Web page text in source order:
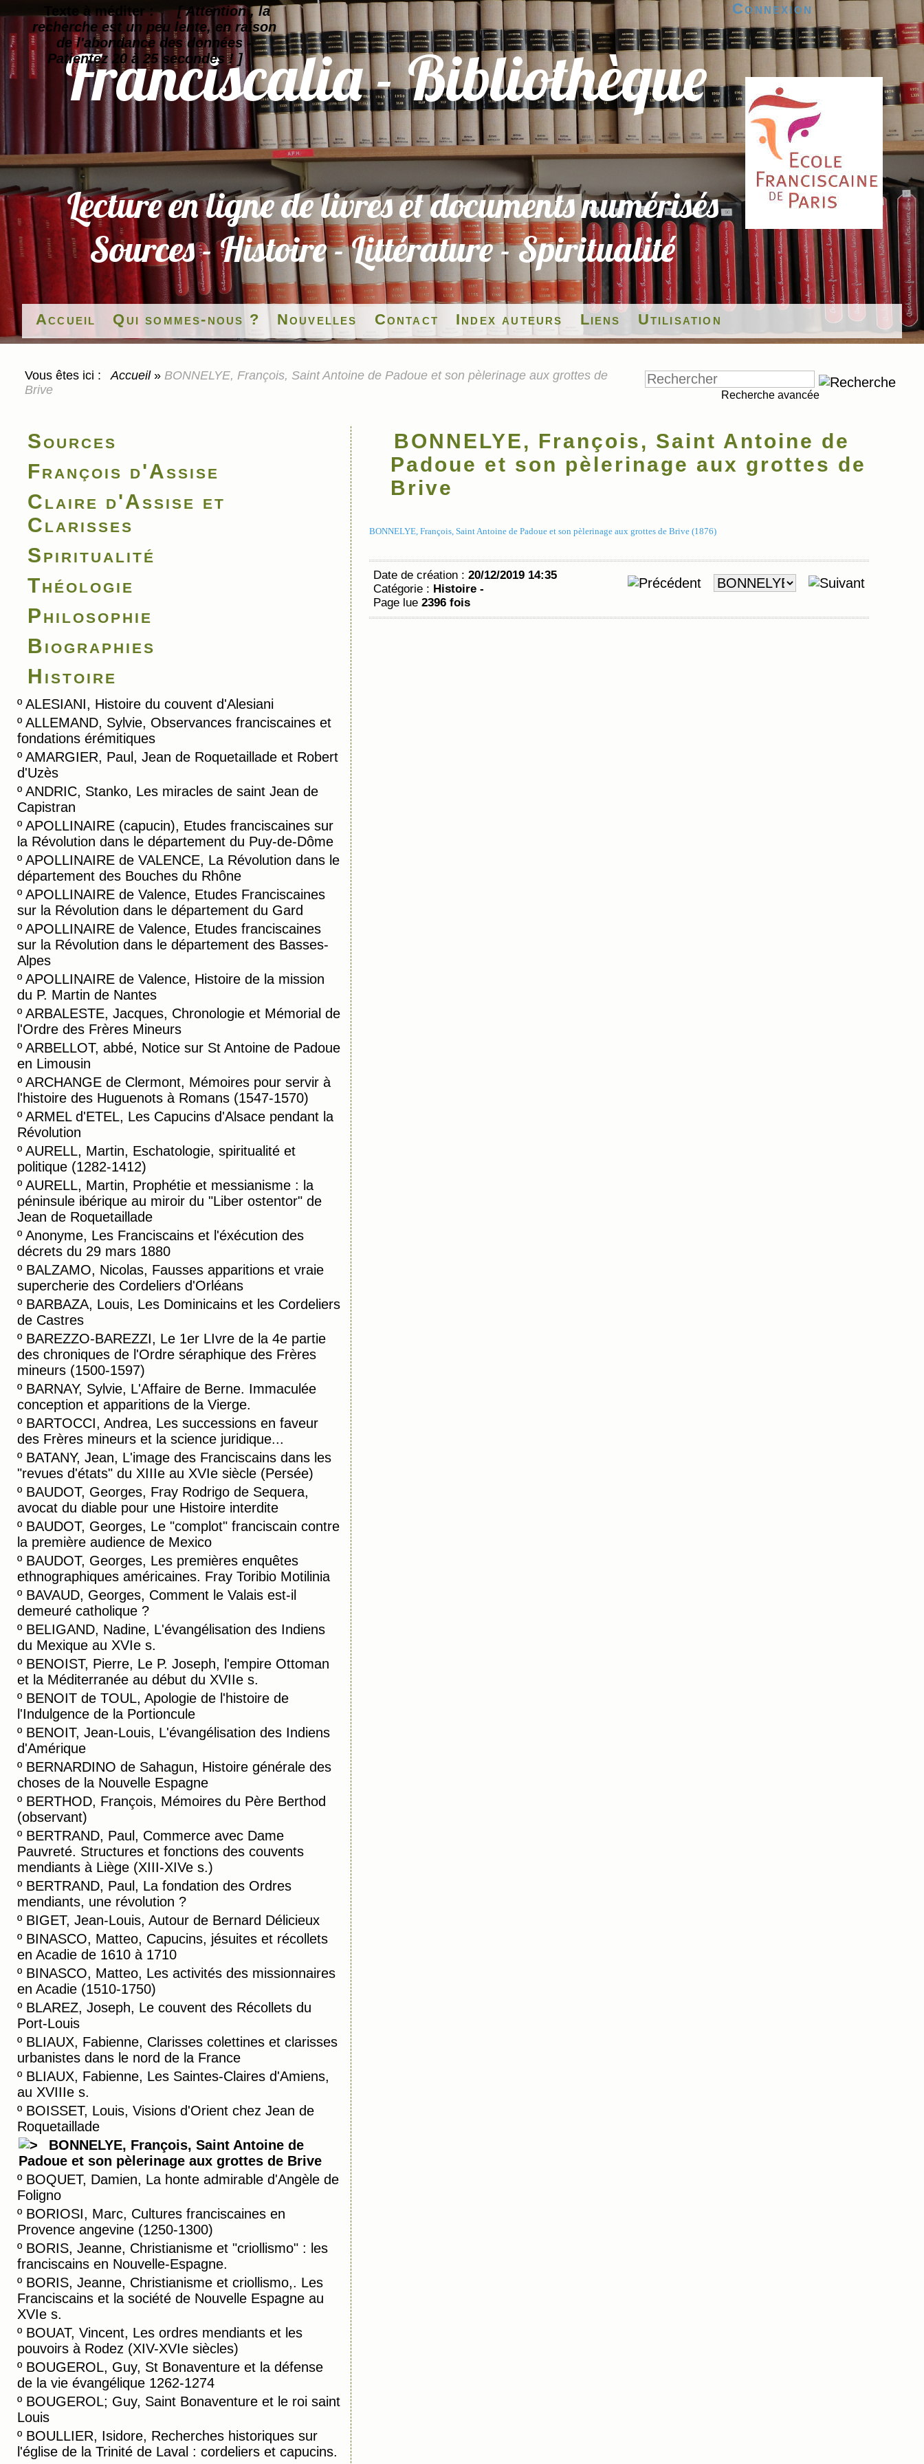
Texte à méditer :
[ Attention , la
recherche est un peu lente, en raison
de l'abondance des données -
Patientez 20 à 25 secondes ! ]
Accueil
Connexion
Qui sommes-nous ? Nouvelles Contact Index auteurs Liens Utilisation
Vous êtes ici : Accueil » BONNELYE, François, Saint Antoine de Padoue et son pèlerinage aux grottes de
Brive
Recherche avancée
Sources
François d'Assise
Claire d'Assise et
Clarisses
Spiritualité
Théologie
Philosophie
Biographies
Histoire
º ALESIANI, Histoire du couvent d'Alesiani
º ALLEMAND, Sylvie, Observances franciscaines et
fondations érémitiques
º AMARGIER, Paul, Jean de Roquetaillade et Robert
d'Uzès
º ANDRIC, Stanko, Les miracles de saint Jean de
Capistran
º APOLLINAIRE (capucin), Etudes franciscaines sur
la Révolution dans le département du Puy-de-Dôme
º APOLLINAIRE de VALENCE, La Révolution dans le
département des Bouches du Rhône
º APOLLINAIRE de Valence, Etudes Franciscaines
sur la Révolution dans le département du Gard
º APOLLINAIRE de Valence, Etudes franciscaines
sur la Révolution dans le département des Basses-
Alpes
º APOLLINAIRE de Valence, Histoire de la mission
du P. Martin de Nantes
º ARBALESTE, Jacques, Chronologie et Mémorial de
l'Ordre des Frères Mineurs
º ARBELLOT, abbé, Notice sur St Antoine de Padoue
en Limousin
º ARCHANGE de Clermont, Mémoires pour servir à
l'histoire des Huguenots à Romans (1547-1570)
º ARMEL d'ETEL, Les Capucins d'Alsace pendant la
Révolution
º AURELL, Martin, Eschatologie, spiritualité et
politique (1282-1412)
º AURELL, Martin, Prophétie et messianisme : la
péninsule ibérique au miroir du "Liber ostentor" de
Jean de Roquetaillade
º Anonyme, Les Franciscains et l'éxécution des
décrets du 29 mars 1880
º BALZAMO, Nicolas, Fausses apparitions et vraie
supercherie des Cordeliers d'Orléans
º BARBAZA, Louis, Les Dominicains et les Cordeliers
de Castres
º BAREZZO-BAREZZI, Le 1er LIvre de la 4e partie
des chroniques de l'Ordre séraphique des Frères
mineurs (1500-1597)
º BARNAY, Sylvie, L'Affaire de Berne. Immaculée
conception et apparitions de la Vierge.
º BARTOCCI, Andrea, Les successions en faveur
des Frères mineurs et la science juridique...
º BATANY, Jean, L'image des Franciscains dans les
"revues d'états" du XIIIe au XVIe siècle (Persée)
º BAUDOT, Georges, Fray Rodrigo de Sequera,
avocat du diable pour une Histoire interdite
º BAUDOT, Georges, Le "complot" franciscain contre
la première audience de Mexico
º BAUDOT, Georges, Les premières enquêtes
ethnographiques américaines. Fray Toribio Motilinia
º BAVAUD, Georges, Comment le Valais est-il
demeuré catholique ?
º BELIGAND, Nadine, L'évangélisation des Indiens
du Mexique au XVIe s.
º BENOIST, Pierre, Le P. Joseph, l'empire Ottoman
et la Méditerranée au début du XVIIe s.
º BENOIT de TOUL, Apologie de l'histoire de
l'Indulgence de la Portioncule
º BENOIT, Jean-Louis, L'évangélisation des Indiens
d'Amérique
º BERNARDINO de Sahagun, Histoire générale des
choses de la Nouvelle Espagne
º BERTHOD, François, Mémoires du Père Berthod
(observant)
º BERTRAND, Paul, Commerce avec Dame
Pauvreté. Structures et fonctions des couvents
mendiants à Liège (XIII-XIVe s.)
º BERTRAND, Paul, La fondation des Ordres
mendiants, une révolution ?
º BIGET, Jean-Louis, Autour de Bernard Délicieux
º BINASCO, Matteo, Capucins, jésuites et récollets
en Acadie de 1610 à 1710
º BINASCO, Matteo, Les activités des missionnaires
en Acadie (1510-1750)
º BLAREZ, Joseph, Le couvent des Récollets du
Port-Louis
º BLIAUX, Fabienne, Clarisses colettines et clarisses
urbanistes dans le nord de la France
º BLIAUX, Fabienne, Les Saintes-Claires d'Amiens,
au XVIIIe s.
º BOISSET, Louis, Visions d'Orient chez Jean de
Roquetaillade
BONNELYE, François, Saint Antoine de
Padoue et son pèlerinage aux grottes de Brive
º BOQUET, Damien, La honte admirable d'Angèle de
Foligno
º BORIOSI, Marc, Cultures franciscaines en
Provence angevine (1250-1300)
º BORIS, Jeanne, Christianisme et "criollismo" : les
franciscains en Nouvelle-Espagne.
º BORIS, Jeanne, Christianisme et criollismo,. Les
Franciscains et la société de Nouvelle Espagne au
XVIe s.
º BOUAT, Vincent, Les ordres mendiants et les
pouvoirs à Rodez (XIV-XVIe siècles)
º BOUGEROL, Guy, St Bonaventure et la défense
de la vie évangélique 1262-1274
º BOUGEROL; Guy, Saint Bonaventure et le roi saint
Louis
º BOULLIER, Isidore, Recherches historiques sur
l'église de la Trinité de Laval : cordeliers et capucins.
BONNELYE, François, Saint Antoine de
Padoue et son pèlerinage aux grottes de
Brive
BONNELYE, François, Saint Antoine de Padoue et son pèlerinage aux grottes de Brive (1876)
Date de création : 20/12/2019 14:35
Catégorie : Histoire -
Page lue 2396 fois